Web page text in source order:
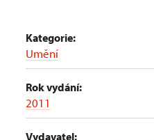
Kategorie:
Umění
Rok vydání:
2011
Vydavatel: